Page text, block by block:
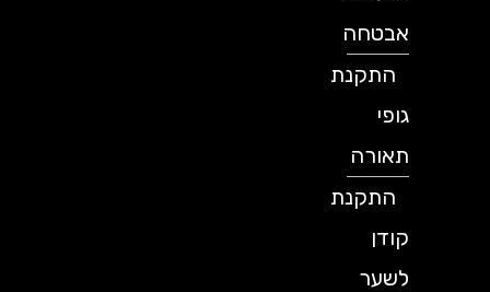
אבטחה
התקנת
תאורה
התקנת
לשער